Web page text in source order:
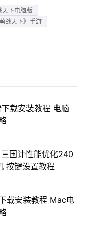
天下电脑版
萌战天下》手游
载安装教程 电脑
国计性能优化240
按键设置教程
载安装教程 Mac电